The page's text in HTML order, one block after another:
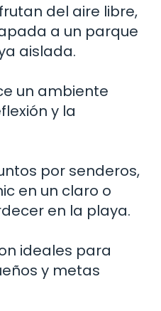
del aire libre,
a un parque
aislada.
un ambiente
y la
por senderos,
en un claro o
en la playa.
ideales para
y metas